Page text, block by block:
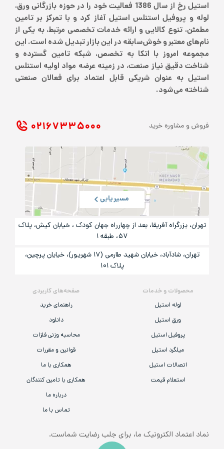
استیل رخ از سال 1386 فعالیت خود را در حوزه بازرگانی ورق،
لوله و پروفیل استنلس استیل آغاز کرد و با تمرکز بر تامین
مطمئن، تنوع کالایی و ارائه خدمات تخصصی مرتبط، به یکی از
نام‌های معتبر و خوش‌سابقه در این بازار تبدیل شده است. این
مجموعه امروز با اتکا به تخصص، شبکه تامین گسترده و
شناخت دقیق نیاز صنعت، در زمینه عرضه مواد اولیه استنلس
استیل به عنوان شریکی قابل اعتماد برای فعالان صنعتی
شناخته می‌شود.
محصولات و خدمات
لوله استیل
ورق استیل
پروفیل استیل
میلگرد استیل
اتصالات استیل
استعلام قیمت
صفحه‌های کاربردی
راهنمای خرید
دانلود
محاسبه وزنی فلزات
قوانین و مقررات
همکاری با ما
همکاری با تامین کنندگان
درباره ما
تماس با ما
نماد اعتماد الکترونیک ما، برای جلب رضایت شماست.
فروش و مشاوره خرید ۰۲۱ ۶۷۳۳۵۰۰۰
مسیریابی
تهران، بزرگراه آفریقا، بعد از چهارراه جهان کودک ، خیابان کیش، پلاک
۵۷، طبقه ۱
تهران، شادآباد، خیابان شهید طارمی (۱۷ شهریور)، خیایان پرچین،
پلاک ۱۰۱